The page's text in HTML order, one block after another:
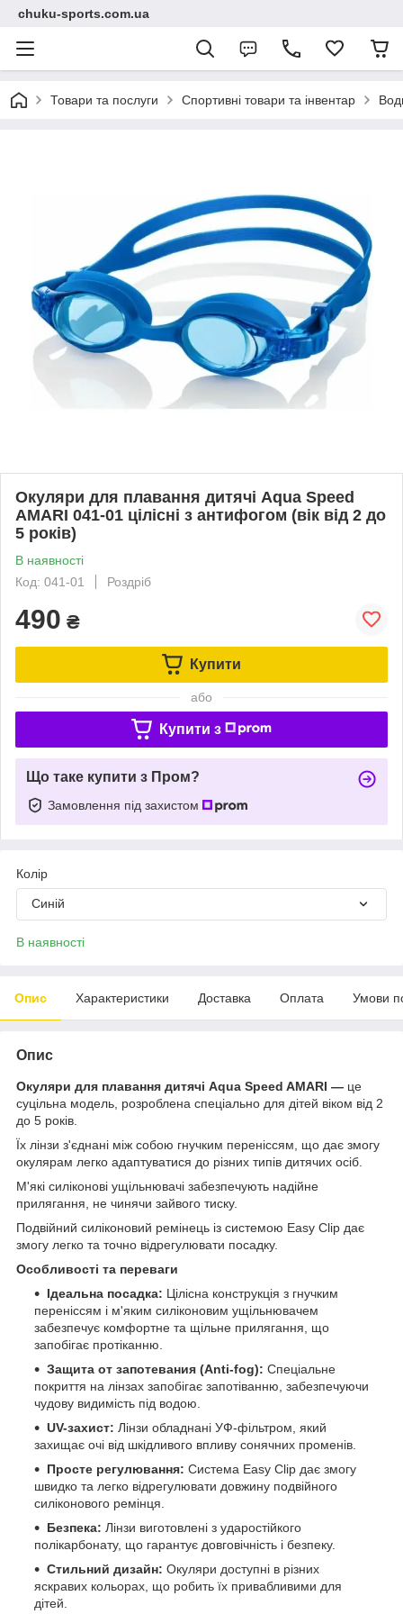
chuku-sports.com.ua
Товари та послуги Спортивні товари та інвентар
Окуляри для плавання дитячі Aqua Speed
AMARI 041-01 цілісні з антифогом (вік від 2 до
5 років)
В наявності
Код: 041-01
Роздріб
490 ₴
Купити
або
Купити з
Що таке купити з Пром?
Замовлення під захистом
Колір
Синій
В наявності
Опис Характеристики Доставка Оплата Умови
Опис
Окуляри для плавання дитячі Aqua Speed AMARI — це
суцільна модель, розроблена спеціально для дітей віком від 2
до 5 років.
Їх лінзи з'єднані між собою гнучким переніссям, що дає змогу
окулярам легко адаптуватися до різних типів дитячих осіб.
М'які силіконові ущільнювачі забезпечують надійне
прилягання, не чинячи зайвого тиску.
Подвійний силіконовий ремінець із системою Easy Clip дає
змогу легко та точно відрегулювати посадку.
Особливості та переваги
Ідеальна посадка: Цілісна конструкція з гнучким
переніссям і м'яким силіконовим ущільнювачем
забезпечує комфортне та щільне прилягання, що
запобігає протіканню.
Защита от запотевания (Anti-fog): Спеціальне
покриття на лінзах запобігає запотіванню, забезпечуючи
чудову видимість під водою.
UV-захист: Лінзи обладнані УФ-фільтром, який
захищає очі від шкідливого впливу сонячних променів.
Просте регулювання: Система Easy Clip дає змогу
швидко та легко відрегулювати довжину подвійного
силіконового ремінця.
Безпека: Лінзи виготовлені з ударостійкого
полікарбонату, що гарантує довговічність і безпеку.
Стильний дизайн: Окуляри доступні в різних
яскравих кольорах, що робить їх привабливими для
дітей.